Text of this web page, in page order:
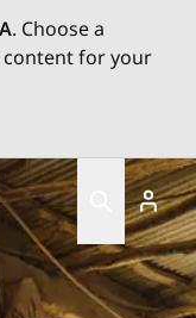
. Choose a
for your
Home